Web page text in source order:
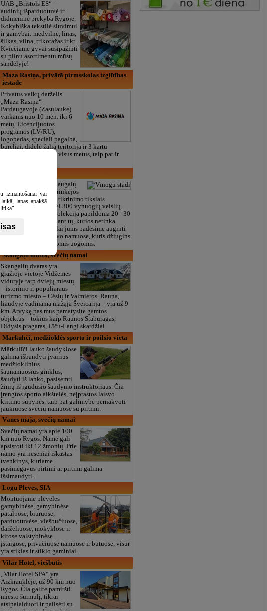
UAB „Bristols ES“ –
audinių išparduotuvė ir
didmeninė prekyba Rygoje.
Kokybiška tekstilė siuvimui
ir gamybai: medvilnė, linas,
šilkas, vilna, trikotažas ir kt.
Kviečiame gyvai susipažinti
su pilnu asortimentu mūsų
sandėlyje!
Maza Rasiņa, privātā pirmsskolas izglītības
iestāde
Privatus vaikų darželis
„Maza Rasiņa“
Pardaugavoje (Zasulauke)
vaikams nuo 10 mėn. iki 6
metų. Licencijuotos
programos (LV/RU),
logopedas, speciali pagalba,
būreliai, didelė žalia teritorija ir 3 kartų
maitinimas. Dirbame visus metus, taip pat ir
Šiuo metu vynuogių augalų
augintojos ir veislių rinkėjos
Gatos Kužums ūkyje tikrinimo tikslais
auginama daugiau nei 300 vynuogių veislių.
Kiekvienais metais kolekcija papildoma 20 - 30
naujų veislių, atsisakant tų, kurios netinka
mūsų sąlygoms. Mielai jums padėsime auginti
vaisingą vynmedį savo namuose, kuris džiugins
saldžiomis ir sultingomis uogomis.
Skangaļu muiža, svečių namai
Skangalių dvaras yra
gražioje vietoje Vidžemės
viduryje tarp dviejų miestų
– istorinio ir populiaraus
turizmo miesto – Cėsių ir Valmieros. Rauna,
liaudyje vadinama mažąja Šveicarija – yra už 9
km. Atvykę pas mus pamatysite gamtos
objektus – tokius kaip Raunos Staburagas,
Didysis pragaras, Līču-Langi skardžiai
Mārkulīči, medžioklės sporto ir poilsio vieta
Mārkulīči lauko šaudyklose
galima išbandyti įvairius
medžioklinius
šaunamuosius ginklus,
šaudyti iš lanko, pasisemti
žinių iš įgudusio šaudymo instruktoriaus. Čia
įrengtos sporto aikštelės, neįprastos laisvo
kritimo sūpynės, taip pat galimybė pernakvoti
jaukiuose svečių namuose su pirtimi.
Vānes māja, svečių namai
Svečių namai yra apie 100
km nuo Rygos. Name gali
apsistoti iki 12 žmonių. Prie
namo yra neseniai iškastas
tvenkinys, kuriame
pasimėgavus pirtimi ar pirtimi galima
išsimaudyti.
Logu Plēves, SIA
Montuojame plėveles
gamybinėse, gamybinėse
patalpose, biuruose,
parduotuvėse, viešbučiuose,
darželiuose, mokyklose ir
kitose valstybinėse
įstaigose, privačiuose namuose ir butuose, visur
yra stiklas ir stiklo gaminiai.
Vilar Hotel, viešbutis
„Vilar Hotel SPA“ yra
Aizkrauklėje, už 90 km nuo
Rygos. Čia galite pamiršti
miesto šurmulį, tikrai
atsipalaiduoti ir pailsėti su
izmantošanai vai
lapas apakšā